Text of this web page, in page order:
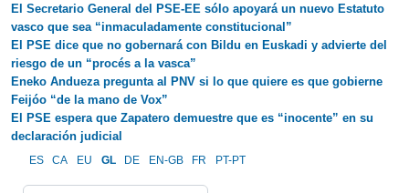
El Secretario General del PSE-EE sólo apoyará un nuevo Estatuto
vasco que sea “inmaculadamente constitucional”
El PSE dice que no gobernará con Bildu en Euskadi y advierte del
riesgo de un “procés a la vasca”
Eneko Andueza pregunta al PNV si lo que quiere es que gobierne
Feijóo “de la mano de Vox”
El PSE espera que Zapatero demuestre que es “inocente” en su
declaración judicial
ES CA EU GL DE EN-GB FR PT-PT